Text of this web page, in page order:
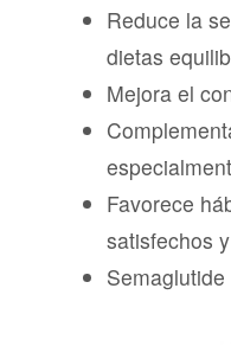
Reduce la
dietas
Mejora el
Favorece
satisfechos
Semaglutide